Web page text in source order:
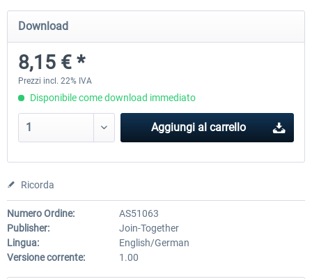
Just Trains - U-Bahn Hamburg U1 &
40,62 € *
Railworks Szenario-Pack
Download
8,15 € *
Prezzi incl. 22% IVA
Disponibile come download immediato
Aggiungi al carrello
Ricorda
Numero Ordine:
AS51063
Publisher:
Join-Together
Lingua:
English/German
Versione corrente:
1.00